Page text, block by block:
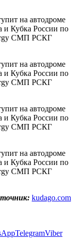
kudago.com
TelegramViber